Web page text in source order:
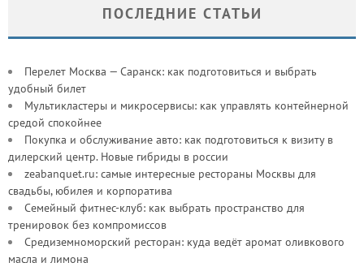
ПОСЛЕДНИЕ СТАТЬИ
Перелет Москва — Саранск: как подготовиться и выбрать
удобный билет
Мультикластеры и микросервисы: как управлять контейнерной
средой спокойнее
Покупка и обслуживание авто: как подготовиться к визиту в
дилерский центр. Новые гибриды в россии
zeabanquet.ru: самые интересные рестораны Москвы для
свадьбы, юбилея и корпоратива
Семейный фитнес-клуб: как выбрать пространство для
тренировок без компромиссов
Средиземноморский ресторан: куда ведёт аромат оливкового
масла и лимона